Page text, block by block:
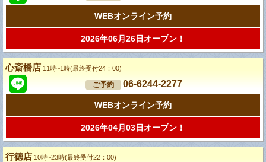
WEBオンライン予約
2026年06月26日オープン！
心斎橋店 11時~1時(最終受付24：00)
ご予約 06-6244-2277
WEBオンライン予約
2026年04月03日オープン！
行徳店 10時~23時(最終受付22：00)